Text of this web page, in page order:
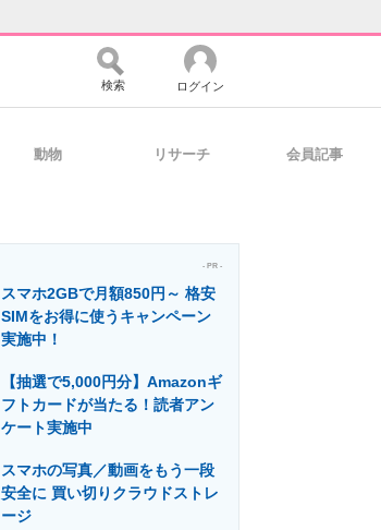
マーケ×ITの今がよく分かる
建設×テクノロジーの最前線
検索 ログイン
動物 リサーチ 会員記事
- PR -
スマホ2GBで月額850円～ 格安
SIMをお得に使うキャンペーン
実施中！
【抽選で5,000円分】Amazonギ
フトカードが当たる！読者アン
ケート実施中
スマホの写真／動画をもう一段
安全に 買い切りクラウドストレ
ージ